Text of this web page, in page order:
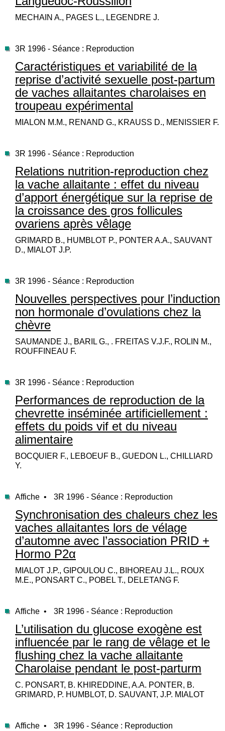
MECHAIN A., PAGES L., LEGENDRE J.
3R 1996 - Séance : Reproduction
Caractéristiques et variabilité de la
reprise d’activité sexuelle post-partum
de vaches allaitantes charolaises en
troupeau expérimental
MIALON M.M., RENAND G., KRAUSS D., MENISSIER F.
3R 1996 - Séance : Reproduction
Relations nutrition-reproduction chez
la vache allaitante : effet du niveau
d’apport énergétique sur la reprise de
la croissance des gros follicules
ovariens après vêlage
GRIMARD B., HUMBLOT P., PONTER A.A., SAUVANT
D., MIALOT J.P.
3R 1996 - Séance : Reproduction
Nouvelles perspectives pour l’induction
non hormonale d’ovulations chez la
chèvre
SAUMANDE J., BARIL G., . FREITAS V.J.F., ROLIN M.,
ROUFFINEAU F.
3R 1996 - Séance : Reproduction
Performances de reproduction de la
chevrette inséminée artificiellement :
effets du poids vif et du niveau
alimentaire
BOCQUIER F., LEBOEUF B., GUEDON L., CHILLIARD
Y.
Affiche • 3R 1996 - Séance : Reproduction
Synchronisation des chaleurs chez les
vaches allaitantes lors de vélage
d’automne avec l’association PRID +
Hormo P2α
MIALOT J.P., GIPOULOU C., BIHOREAU J.L., ROUX
M.E., PONSART C., POBEL T., DELETANG F.
Affiche • 3R 1996 - Séance : Reproduction
L’utilisation du glucose exogène est
influencée par le rang de vêlage et le
flushing chez la vache allaitante
Charolaise pendant le post-parturm
C. PONSART, B. KHIREDDINE, A.A. PONTER, B.
GRIMARD, P. HUMBLOT, D. SAUVANT, J.P. MIALOT
Affiche • 3R 1996 - Séance : Reproduction